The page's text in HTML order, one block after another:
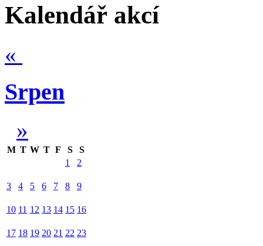
Kalendář akcí
«
Srpen
»
M T W T F S
S
1
2
3 4 5 6 7 8 9
10 11 12 13 14 15 16
17 18 19 20 21 22 23